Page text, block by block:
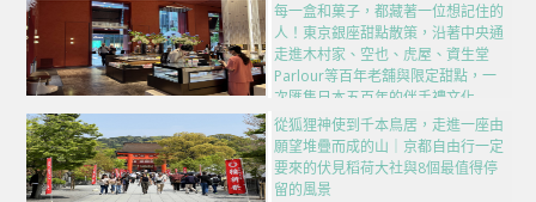
每一盒和菓子，都藏著一位想記住的
人！東京銀座甜點散策，沿著中央通
走進木村家、空也、虎屋、資生堂
Parlour等百年老舖與限定甜點，一
次匯集日本五百年的伴手禮文化
從狐狸神使到千本鳥居，走進一座由
願望堆疊而成的山｜京都自由行一定
要來的伏見稻荷大社與8個最值得停
留的風景